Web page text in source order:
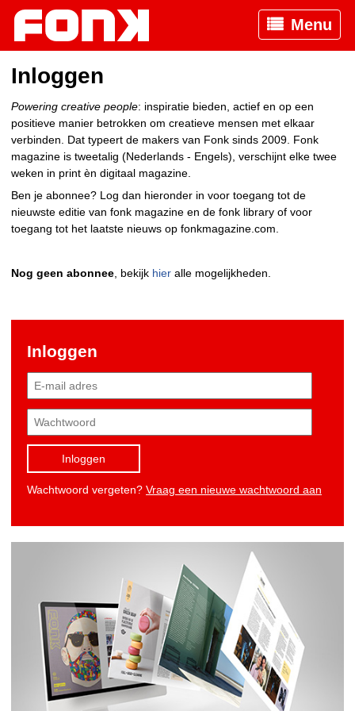
Menu
Inloggen
Powering creative people: inspiratie bieden, actief en op een
positieve manier betrokken om creatieve mensen met elkaar
verbinden. Dat typeert de makers van Fonk sinds 2009. Fonk
magazine is tweetalig (Nederlands - Engels), verschijnt elke twee
weken in print èn digitaal magazine.
Ben je abonnee? Log dan hieronder in voor toegang tot de
nieuwste editie van fonk magazine en de fonk library of voor
toegang tot het laatste nieuws op fonkmagazine.com.
Nog geen abonnee , bekijk hier alle mogelijkheden.
Inloggen
Inloggen
Wachtwoord vergeten? Vraag een nieuwe wachtwoord aan